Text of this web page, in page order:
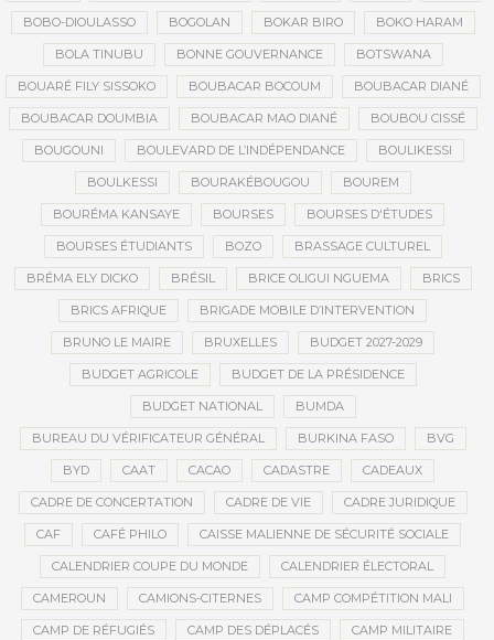
BOBO-DIOULASSO BOGOLAN BOKAR BIRO BOKO HARAM
BOLA TINUBU BONNE GOUVERNANCE BOTSWANA
BOUARÉ FILY SISSOKO BOUBACAR BOCOUM BOUBACAR DIANÉ
BOUBACAR DOUMBIA BOUBACAR MAO DIANÉ BOUBOU CISSÉ
BOUGOUNI BOULEVARD DE L’INDÉPENDANCE BOULIKESSI
BOULKESSI BOURAKÉBOUGOU BOUREM
BOURÉMA KANSAYE BOURSES BOURSES D'ÉTUDES
BOURSES ÉTUDIANTS BOZO BRASSAGE CULTUREL
BRÉMA ELY DICKO BRÉSIL BRICE OLIGUI NGUEMA BRICS
BRICS AFRIQUE BRIGADE MOBILE D’INTERVENTION
BRUNO LE MAIRE BRUXELLES BUDGET 2027-2029
BUDGET AGRICOLE BUDGET DE LA PRÉSIDENCE
BUDGET NATIONAL BUMDA
BUREAU DU VÉRIFICATEUR GÉNÉRAL BURKINA FASO BVG
BYD CAAT CACAO CADASTRE CADEAUX
CADRE DE CONCERTATION CADRE DE VIE CADRE JURIDIQUE
CAF CAFÉ PHILO CAISSE MALIENNE DE SÉCURITÉ SOCIALE
CALENDRIER COUPE DU MONDE CALENDRIER ÉLECTORAL
CAMEROUN CAMIONS-CITERNES CAMP COMPÉTITION MALI
CAMP DE RÉFUGIÉS CAMP DES DÉPLACÉS CAMP MILITAIRE